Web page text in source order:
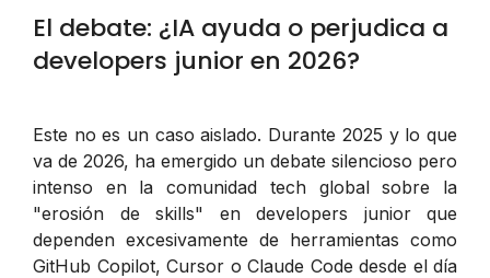
El debate: ¿IA ayuda o perjudica a
developers junior en 2026?
Este no es un caso aislado. Durante 2025 y lo que
va de 2026, ha emergido un debate silencioso pero
intenso en la comunidad tech global sobre la
"erosión de skills" en developers junior que
dependen excesivamente de herramientas como
GitHub Copilot, Cursor o Claude Code desde el día